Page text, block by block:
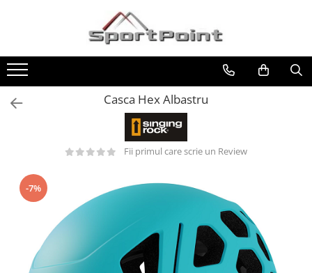
Toate Produsele
ALPINISM
Scripeti
Asigurari
Carabiniere
Nuci si Frienduri
Corzi si Cordeline
Casca Hex Albastru
Fii primul care scrie un Review
-7%